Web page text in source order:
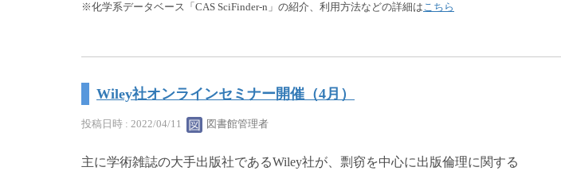
※化学系データベース「CAS SciFinder-n」の紹介、利用方法などの詳細はこちら
Wiley社オンラインセミナー開催（4月）
投稿日時 : 2022/04/11 図書館管理者
主に学術雑誌の大手出版社であるWiley社が、剽窃を中心に出版倫理に関する